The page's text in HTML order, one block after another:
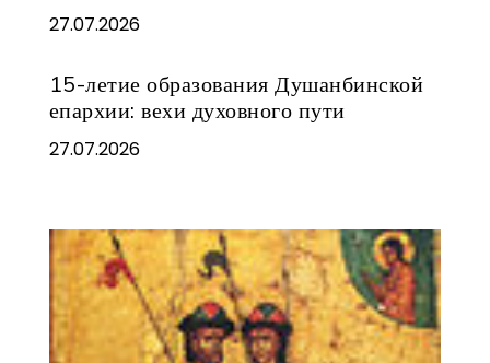
27.07.2026
15-летие образования Душанбинской
епархии: вехи духовного пути
27.07.2026